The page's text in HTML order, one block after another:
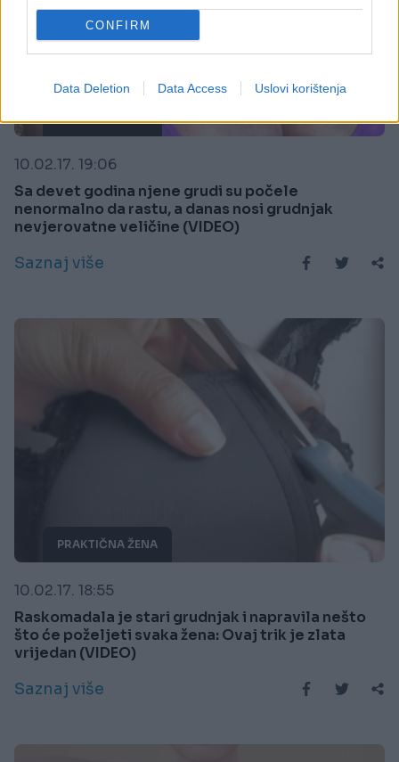
CONFIRM
Data Deletion Data Access Uslovi korištenja
10.02.17. 19:06
Sa devet godina njene grudi su počele
nenormalno da rastu, a danas nosi grudnjak
nevjerovatne veličine (VIDEO)
Saznaj više
PRAKTIČNA ŽENA
10.02.17. 18:55
Raskomadala je stari grudnjak i napravila nešto
što će poželjeti svaka žena: Ovaj trik je zlata
vrijedan (VIDEO)
Saznaj više